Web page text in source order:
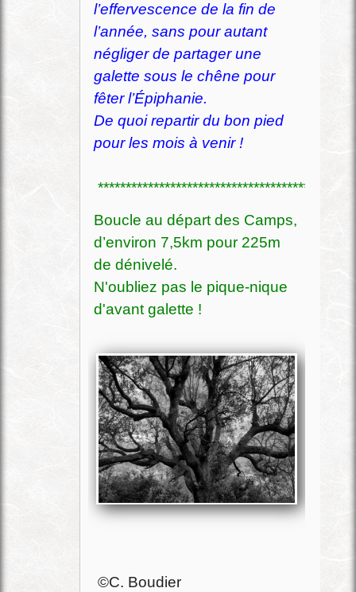
l’effervescence de la fin de
l’année, sans pour autant
négliger de partager une
galette sous le chêne pour
fêter l’Épiphanie.
De quoi repartir du bon pied
pour les mois à venir !
Boucle au départ des Camps,
d’environ 7,5km pour 225m
de dénivelé.
N'oubliez pas le pique-nique
d'avant galette !
©C. Boudier